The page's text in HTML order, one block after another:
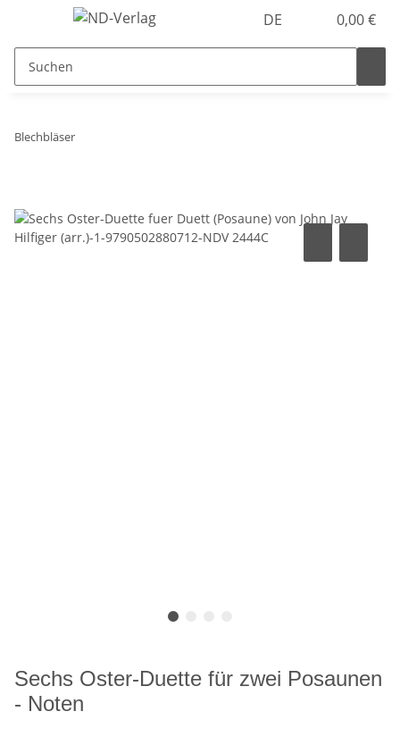
DE 0,00 €
Blechbläser
Sechs Oster-Duette für zwei Posaunen
- Noten